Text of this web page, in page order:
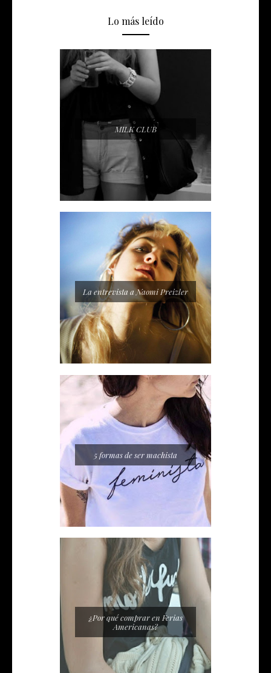
Lo más leído
MILK CLUB
La entrevista a Naomi Preizler
5 formas de ser machista
¿Por qué comprar en Ferias
Americanas?